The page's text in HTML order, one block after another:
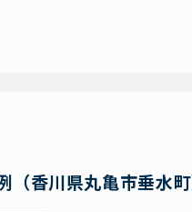
香川県丸亀市垂水町